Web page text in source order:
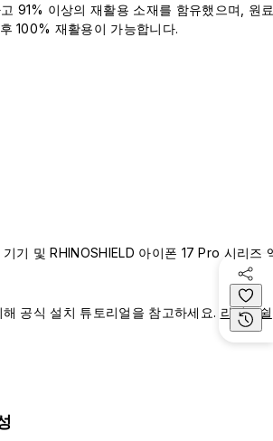
91% 이상의 재활용 소재를 함유했으며, 원
100% 재활용이 가능합니다.
기 및 RHINOSHIELD 아이폰 17 Pro 시리즈
공식 설치 튜토리얼을 참고하세요. 라이노쉴